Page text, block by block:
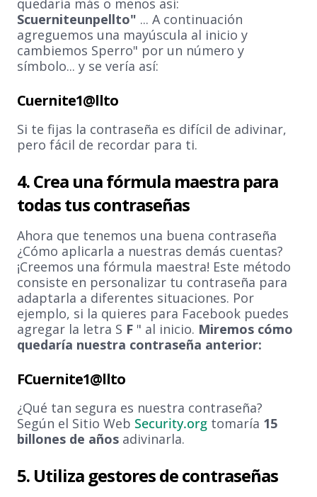
quedaría más o menos así:
Scuerniteunpellto" ... A continuación
agreguemos una mayúscula al inicio y
cambiemos Sperro" por un número y
símbolo... y se vería así:
Cuernite1@llto
Si te fijas la contraseña es difícil de adivinar,
pero fácil de recordar para ti.
4. Crea una fórmula maestra para
todas tus contraseñas
Ahora que tenemos una buena contraseña
¿Cómo aplicarla a nuestras demás cuentas?
¡Creemos una fórmula maestra! Este método
consiste en personalizar tu contraseña para
adaptarla a diferentes situaciones. Por
ejemplo, si la quieres para Facebook puedes
agregar la letra S F " al inicio. Miremos cómo
quedaría nuestra contraseña anterior:
FCuernite1@llto
¿Qué tan segura es nuestra contraseña?
Según el Sitio Web Security.org tomaría 15
billones de años adivinarla.
5. Utiliza gestores de contraseñas